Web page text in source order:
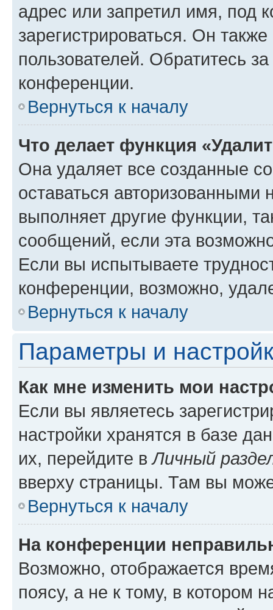
адрес или запретил имя, под
зарегистрироваться. Он
пользователей. Обратитесь
конференции.
Вернуться к началу
Что делает функция
Она удаляет все созданные
оставаться авторизованными
выполняет другие функции,
сообщений, если эта
Если вы испытываете
конференции, возможно,
Вернуться к началу
Параметры и
Как мне изменить мои
Если вы являетесь
настройки хранятся в базе
их, перейдите вЛичный
вверху страницы. Там вы
Вернуться к началу
На конференции
Возможно, отображается
поясу, а не к тому, в котором